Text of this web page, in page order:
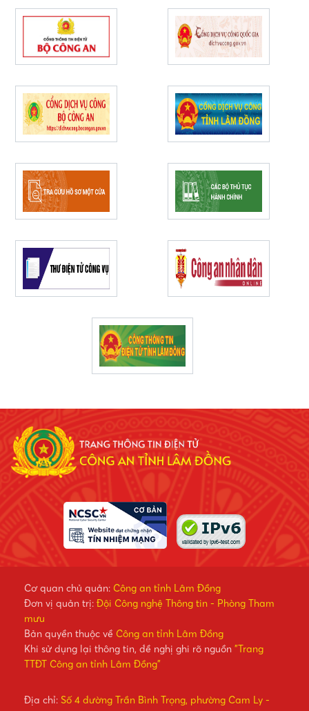
Đối kháng gậy ngắn
Cơ quan chủ quản: Công an tỉnh Lâm Đồng
Đơn vị quản trị: Đội Công nghệ Thông tin - Phòng Tham
mưu
Bản quyền thuộc về Công an tỉnh Lâm Đồng
Khi sử dụng lại thông tin, đề nghị ghi rõ nguồn "Trang
TTĐT Công an tỉnh Lâm Đồng"
Địa chỉ: Số 4 đường Trần Bình Trọng, phường Cam Ly -